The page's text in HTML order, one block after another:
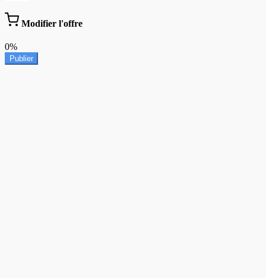
Modifier l'offre
0%
Publier